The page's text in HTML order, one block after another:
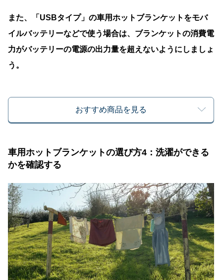
また、「USBタイプ」の車用ホットブランケットをモバ
イルバッテリーなどで使う場合は、ブランケットの消費電
力がバッテリーの電源の出力量を超えないようにしましょ
う。
おすすめ商品を見る
車用ホットブランケットの選び方4：洗濯ができる
かを確認する